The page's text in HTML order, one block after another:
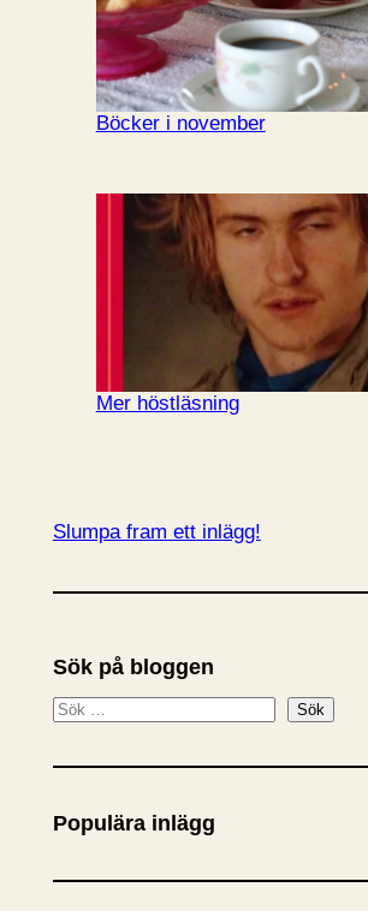
Böcker i november
Mer höstläsning
Slumpa fram ett inlägg!
Sök på bloggen
S
k
Sök
Populära inlägg